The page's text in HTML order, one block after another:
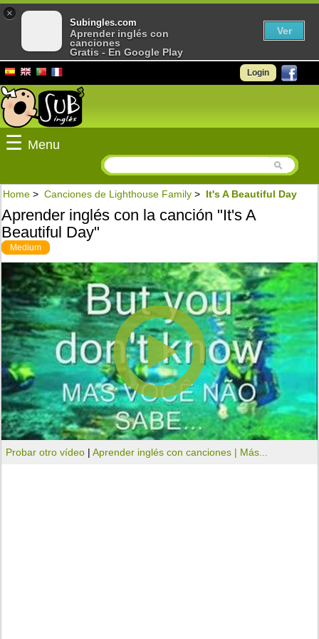
Login
☰ Menu
Home > Canciones de Lighthouse Family > It's A Beautiful Day
Aprender inglés con la canción "It's A
Beautiful Day"
Medium
Probar otro vídeo |Aprender inglés con canciones | Más...
×
Subingles.com
Aprender inglés con
canciones
Gratis - En Google Play
Ver